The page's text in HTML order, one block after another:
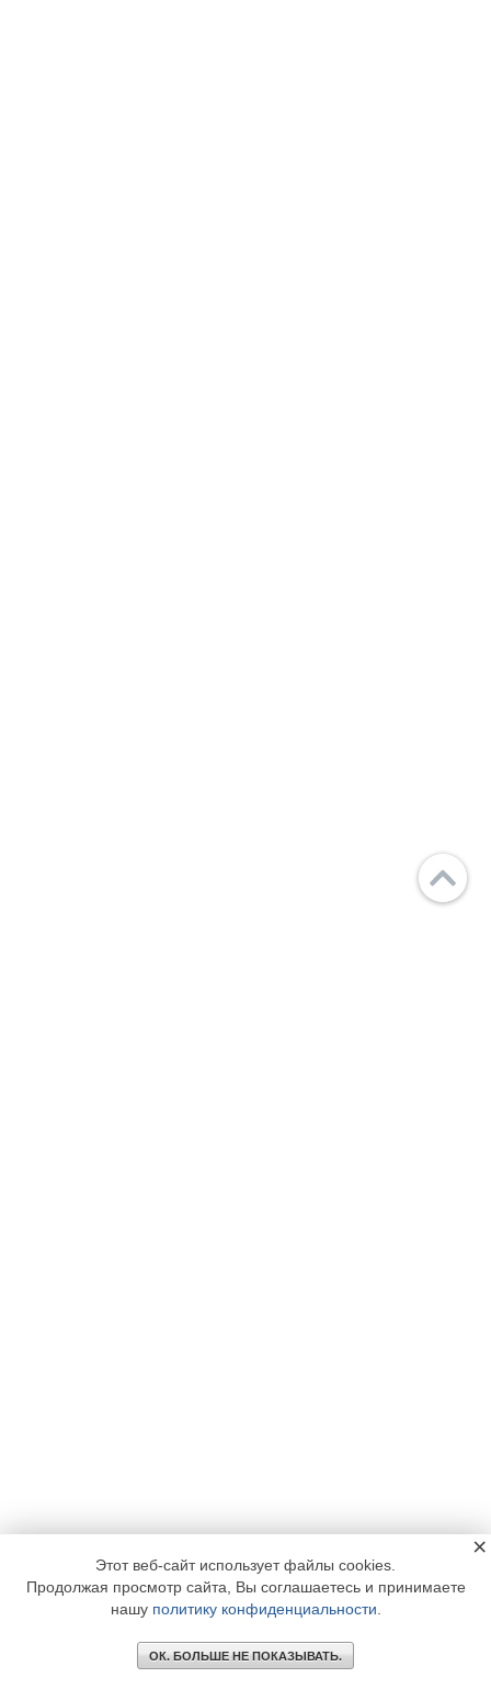
Этот веб-сайт использует файлы cookies.
Продолжая просмотр сайта, Вы соглашаетесь и принимаете
нашу политику конфиденциальности
ОК. БОЛЬШЕ НЕ ПОКАЗЫВАТЬ.
×